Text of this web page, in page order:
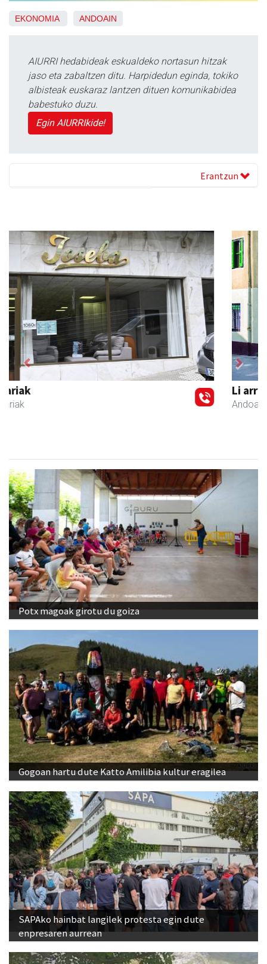
EKONOMIA ANDOAIN
AIURRI hedabideak eskualdeko nortasun hitzak
jaso eta zabaltzen ditu. Harpidedun eginda, tokiko
albisteak euskaraz lantzen dituen komunikabidea
babestuko duzu.
Egin AIURRIkide!
Erantzun
Li arropa eta osagarriak
Andoain
Previous Next
Potx magoak girotu du goiza
Gogoan hartu dute Katto Amilibia kultur eragilea
SAPAko hainbat langilek protesta egin dute
enpresaren aurrean